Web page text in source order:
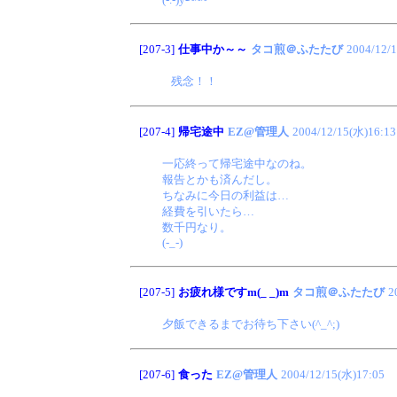
[207-3] 仕事中か～～ タコ煎＠ふたたび 2004/12/
残念！！
[207-4] 帰宅途中 EZ@管理人 2004/12/15(水)16:13
一応終って帰宅途中なのね。
報告とかも済んだし。
ちなみに今日の利益は…
経費を引いたら…
数千円なり。
(-_-)
[207-5] お疲れ様ですm(_ _)m タコ煎＠ふたたび
夕飯できるまでお待ち下さい(^_^;)
[207-6] 食った EZ@管理人 2004/12/15(水)17:05